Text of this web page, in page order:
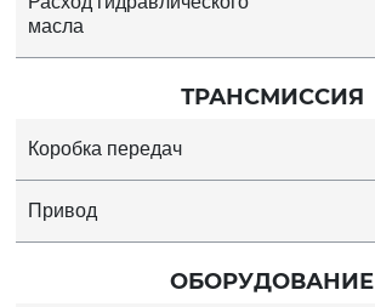
масла
ТРАНСМИССИЯ
Коробка передач
Привод
ОБОРУДОВАНИЕ